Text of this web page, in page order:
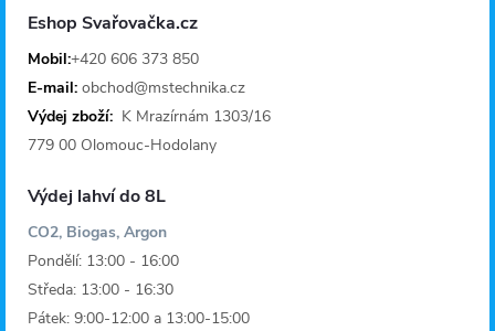
Eshop Svařovačka.cz
Mobil:+420 606 373 850
E-mail: obchod@mstechnika.cz
Výdej zboží: K Mrazírnám 1303/16
779 00 Olomouc-Hodolany
Výdej lahví do 8L
CO2, Biogas, Argon
Pondělí: 13:00 - 16:00
Středa: 13:00 - 16:30
Pátek: 9:00-12:00 a 13:00-15:00